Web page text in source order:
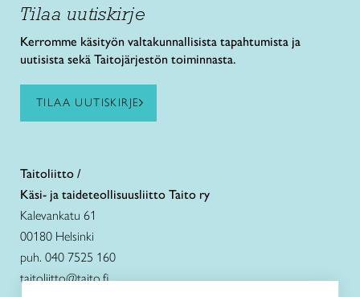
Tilaa uutiskirje
Kerromme käsityön valtakunnallisista tapahtumista ja
uutisista sekä Taitojärjestön toiminnasta.
TILAA UUTISKIRJE
Taitoliitto /
Käsi- ja taideteollisuusliitto Taito ry
Kalevankatu 61
00180 Helsinki
puh. 040 7525 160
taitoliitto@taito.fi